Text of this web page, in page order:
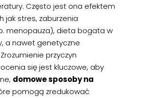
Często jest ona efektem
jak stres, zaburzenia
menopauza), dieta bogata w
a nawet genetyczne
przyczyn
się jest kluczowe, aby
domowe sposoby na
pomogą zredukować